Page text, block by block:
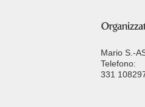
Mario S.-
Telefono:
331